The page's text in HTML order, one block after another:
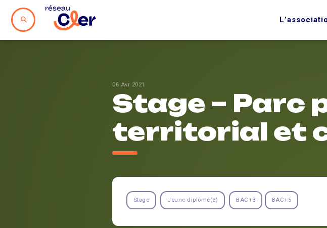
06 Avr 2021
Stage – Parc
territorial et
Stage Jeune diplômé(e) BAC+3 BAC+5